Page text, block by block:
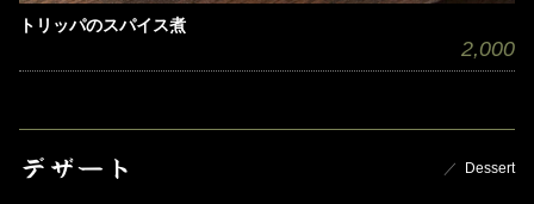
トリッパのスパイス煮
2,000
デザート Dessert